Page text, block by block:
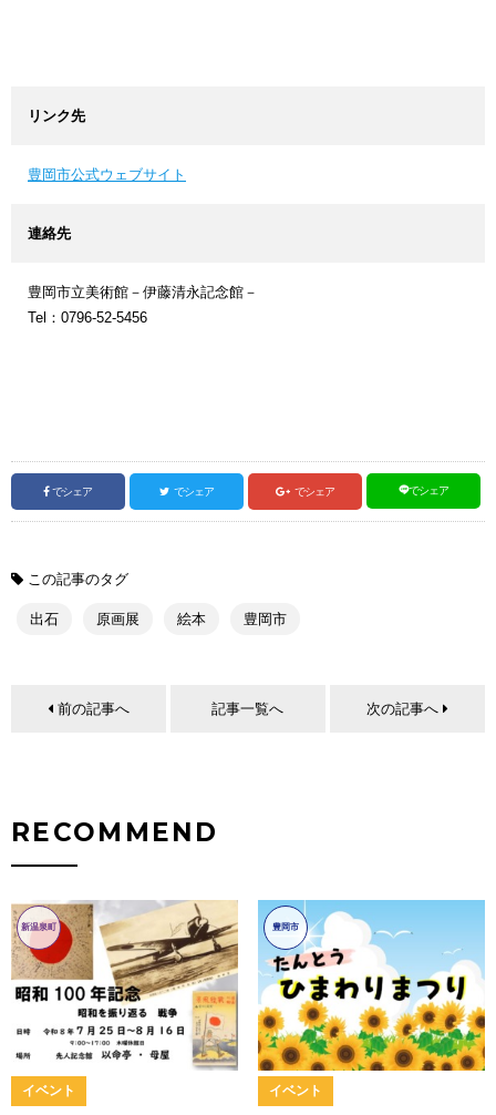
リンク先
豊岡市公式ウェブサイト
連絡先
豊岡市立美術館－伊藤清永記念館－
Tel：0796-52-5456
でシェア でシェア でシェア でシェア
この記事のタグ
出石 原画展 絵本 豊岡市
前の記事へ 記事一覧へ 次の記事へ
RECOMMEND
新温泉町
イベント
豊岡市
イベント